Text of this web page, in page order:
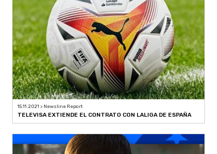
15.11.2021 > Newsline Report
TELEVISA EXTIENDE EL CONTRATO CON LALIGA DE ESPAÑA